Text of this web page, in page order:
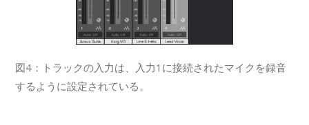
図4：トラックの入力は、入力1に接続されたマイクを録音
するように設定されている。